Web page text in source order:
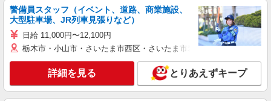
警備員スタッフ（イベント、道路、商業施設、
大型駐車場、JR列車見張りなど）
日給 11,000円〜12,100円
栃木市・小山市・さいたま市西区・さいたま市岩槻区・久喜市・蓮田
詳細を見る とりあえずキープ